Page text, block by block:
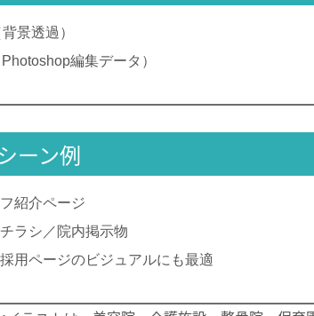
景透過）
編集データ）
ーン例
紹介ページ
ラシ／院内掲示物
用ページのビジュアルにも最適